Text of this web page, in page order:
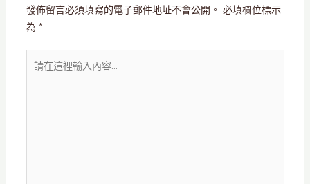
發佈留言必須填寫的電子郵件地址不會公開。 必填欄位標示
為 *
在